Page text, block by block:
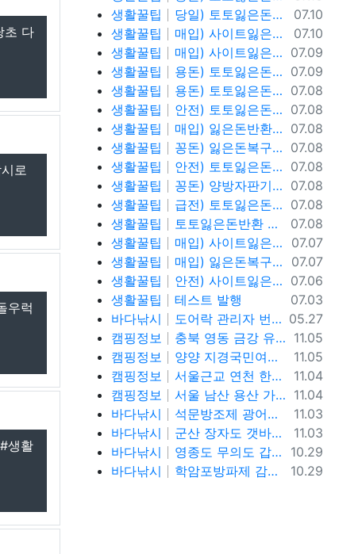
초 다
로
우럭
생활
등록일
07.10
생활꿀팁
당일) 토토잃은돈반환 텔레@ybcs24
등록일
07.10
생활꿀팁
매입) 사이트잃은돈복구 텔@ybcs24
등록일
07.09
생활꿀팁
매입) 사이트잃은돈복구 텔@ybcs24
등록일
07.09
생활꿀팁
용돈) 토토잃은돈복구 텔@ybcs24
등록일
07.08
생활꿀팁
용돈) 토토잃은돈복구 텔@ybcs24
등록일
07.08
생활꿀팁
안전) 토토잃은돈복구 텔@ybcs24
등록일
07.08
생활꿀팁
매입) 잃은돈반환 텔@ybcs24
등록일
07.08
생활꿀팁
꽁돈) 잃은돈복구 텔@ybcs24
등록일
07.08
생활꿀팁
안전) 토토잃은돈반환 텔@ybcs24
등록일
07.08
생활꿀팁
꽁돈) 양방자판기 텔@ybcs24
등록일
07.08
생활꿀팁
급전) 토토잃은돈반환 텔레@ybcs24
등록일
07.08
생활꿀팁
토토잃은돈반환 텔레@ybcs24 토토돈복구
등록일
07.07
생활꿀팁
매입) 사이트잃은돈복구 텔@ybcs24
등록일
07.07
생활꿀팁
매입) 잃은돈복구 텔@ybcs24
등록일
07.06
생활꿀팁
안전) 사이트잃은돈복구 텔@ybcs24
등록일
07.03
생활꿀팁
테스트 발행
등록일
05.27
바다낚시
도어락 관리자 번호 설정과 안전하게 관리하는 방법
등록일
11.05
캠핑정보
충북 영동 금강 유원지 강변뷰 무료 노지 차박캠핑 가볼만한곳
등록일
11.05
캠핑정보
양양 지경국민여가캠핑장, 강릉 바다뷰 노지 차박캠핑 가볼만한곳
등록일
11.04
캠핑정보
서울근교 연천 한탄강 유원지 무료노지 차박캠핑 가볼만한곳
등록일
11.04
캠핑정보
서울 남산 용산 가을단풍 명소, 남산야외식물원, 남산골한옥마을, 이태원로 단풍길, 청파로 단풍길, 서울 단풍 트래킹 가볼만한곳
등록일
11.03
바다낚시
석문방조제 광어낚시 사리물때 끝날물 광어포인트 추천
등록일
11.03
바다낚시
군산 장자도 갯바위 풀치 갈치 워킹 루어낚시 포인트
등록일
10.29
바다낚시
영종도 무의도 갑오징어 워킹 루어낚시 포인트 및 채비정보
등록일
10.29
바다낚시 학암포방파제 감성돔, 고등어,학꽁치 원투낚시 바다낚시 포인트 추천